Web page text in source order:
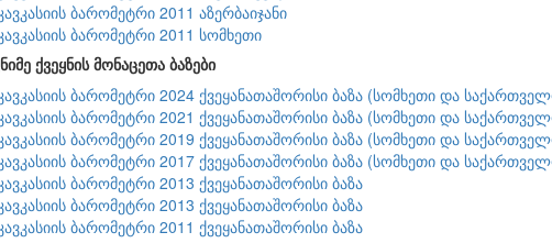
ბარომეტრი 2011 აზერბაიჯანი
ბარომეტრი 2011 სომხეთი
ქვეყნის მონაცეთა ბაზები
ბარომეტრი 2024 ქვეყანათაშორისი ბაზა (სომხეთი და
ბარომეტრი 2021 ქვეყანათაშორისი ბაზა (სომხეთი და
ბარომეტრი 2019 ქვეყანათაშორისი ბაზა (სომხეთი და
ბარომეტრი 2017 ქვეყანათაშორისი ბაზა (სომხეთი და
ბარომეტრი 2013 ქვეყანათაშორისი ბაზა
ბარომეტრი 2013 ქვეყანათაშორისი ბაზა
ბარომეტრი 2011 ქვეყანათაშორისი ბაზა